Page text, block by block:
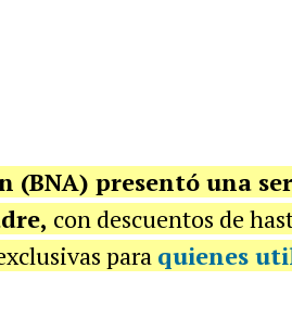
(BNA) presentó una
con descuentos de
para quienes